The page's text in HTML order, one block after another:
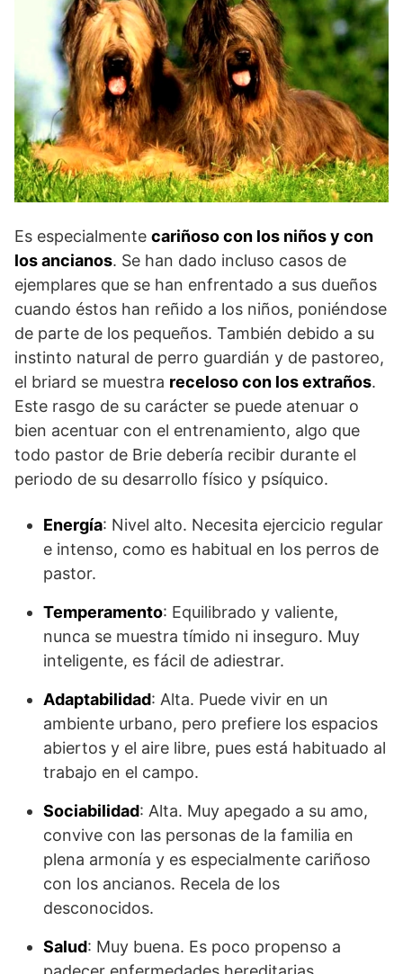
Es especialmente cariñoso con los niños y con
los ancianos. Se han dado incluso casos de
ejemplares que se han enfrentado a sus dueños
cuando éstos han reñido a los niños, poniéndose
de parte de los pequeños. También debido a su
instinto natural de perro guardián y de pastoreo,
el briard se muestra receloso con los extraños.
Este rasgo de su carácter se puede atenuar o
bien acentuar con el entrenamiento, algo que
todo pastor de Brie debería recibir durante el
periodo de su desarrollo físico y psíquico.
Energía: Nivel alto. Necesita ejercicio regular
e intenso, como es habitual en los perros de
pastor.
Temperamento: Equilibrado y valiente,
nunca se muestra tímido ni inseguro. Muy
inteligente, es fácil de adiestrar.
Adaptabilidad: Alta. Puede vivir en un
ambiente urbano, pero prefiere los espacios
abiertos y el aire libre, pues está habituado al
trabajo en el campo.
Sociabilidad: Alta. Muy apegado a su amo,
convive con las personas de la familia en
plena armonía y es especialmente cariñoso
con los ancianos. Recela de los
desconocidos.
Salud: Muy buena. Es poco propenso a